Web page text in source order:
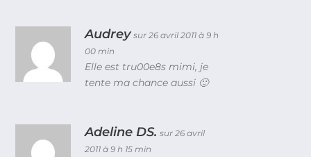
Audrey sur 26 avril 2011 à 9 h
00 min
Elle est tru00e8s mimi, je
tente ma chance aussi 🙂
Adeline DS. sur 26 avril
2011 à 9 h 15 min